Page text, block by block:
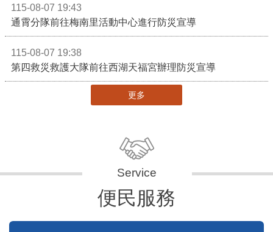
115-08-07 19:43
通霄分隊前往梅南里活動中心進行防災宣導
115-08-07 19:38
第四救災救護大隊前往西湖天福宮辦理防災宣導
更多
便民服務